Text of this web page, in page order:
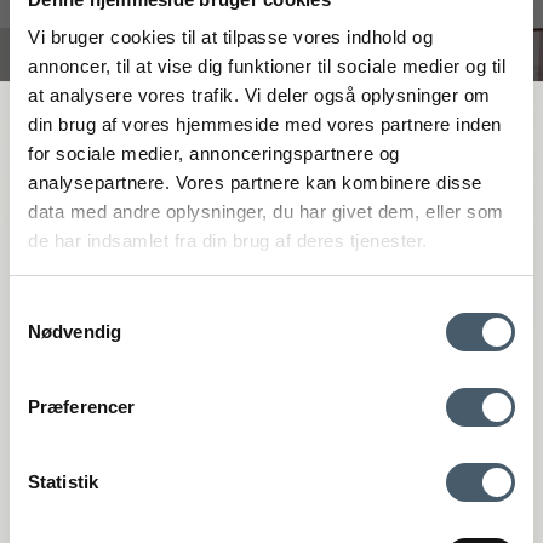
Vi bruger cookies til at tilpasse vores indhold og
annoncer, til at vise dig funktioner til sociale medier og til
at analysere vores trafik. Vi deler også oplysninger om
din brug af vores hjemmeside med vores partnere inden
for sociale medier, annonceringspartnere og
analysepartnere. Vores partnere kan kombinere disse
data med andre oplysninger, du har givet dem, eller som
de har indsamlet fra din brug af deres tjenester.
Nødvendig
Præferencer
Statistik
#interiorshop
Løsning
FÅ 20 % RABATT
Få 20 % rabatt genom att prenumerera på vårt nyhetsbrev. *Din rabatt
kan inte användas på redan nedsatta varor eller produkter från
Rocket.
Genom att anmäla dig till vårt nyhetsbrev godkänner du att få vårt